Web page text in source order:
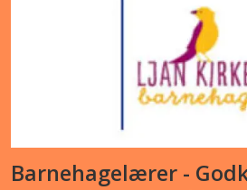
Barnehagelærer -